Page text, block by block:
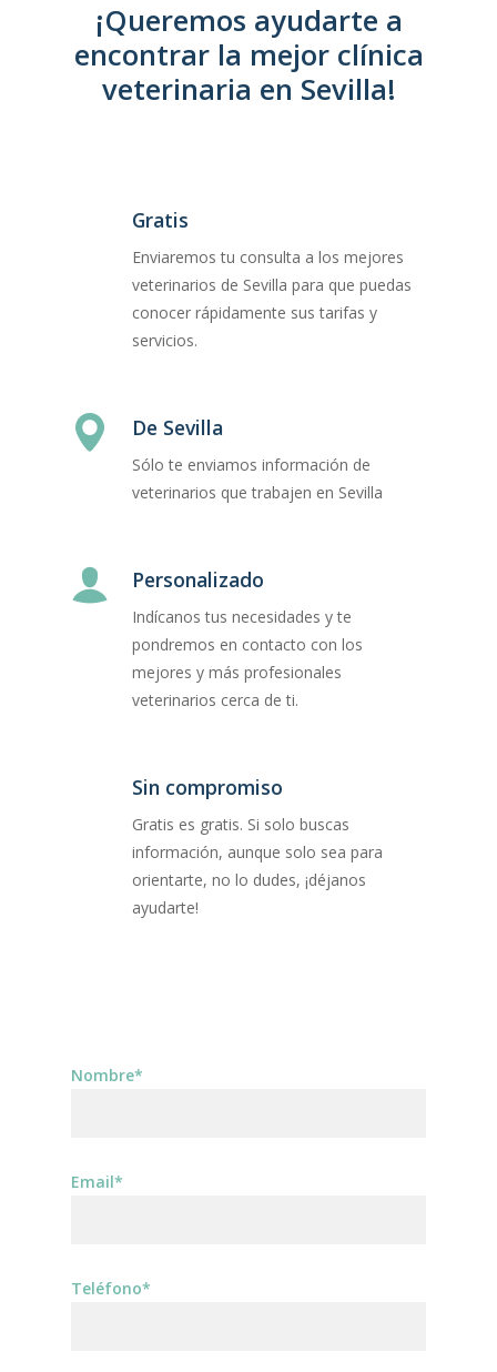
¡Queremos ayudarte a
encontrar la mejor clínica
veterinaria en Sevilla!
Gratis
Enviaremos tu consulta a los mejores
veterinarios de Sevilla para que puedas
conocer rápidamente sus tarifas y
servicios.
De Sevilla
Sólo te enviamos información de
veterinarios que trabajen en Sevilla
Personalizado
Indícanos tus necesidades y te
pondremos en contacto con los
mejores y más profesionales
veterinarios cerca de ti.
Sin compromiso
Gratis es gratis. Si solo buscas
información, aunque solo sea para
orientarte, no lo dudes, ¡déjanos
ayudarte!
Nombre*
Email*
Teléfono*